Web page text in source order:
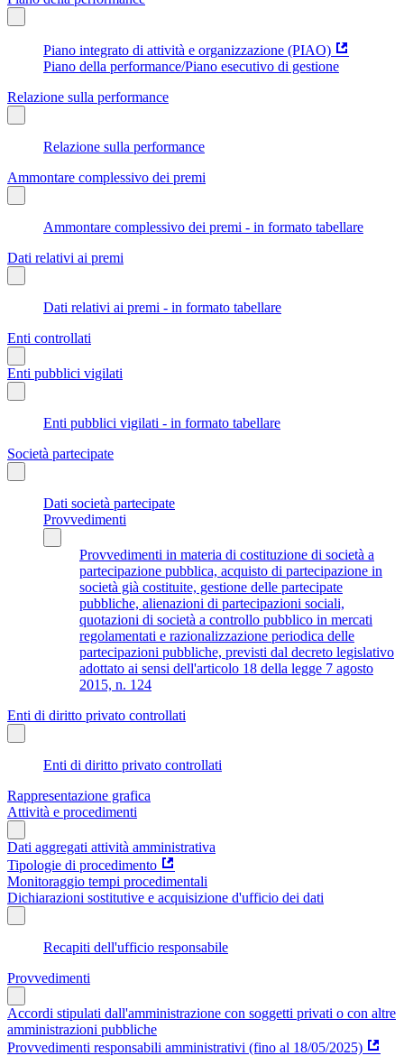
Piano integrato di attività e organizzazione (PIAO)
Piano della performance/Piano esecutivo di gestione
Relazione sulla performance
Relazione sulla performance
Ammontare complessivo dei premi
Ammontare complessivo dei premi - in formato tabellare
Dati relativi ai premi
Dati relativi ai premi - in formato tabellare
Enti controllati
Enti pubblici vigilati
Enti pubblici vigilati - in formato tabellare
Società partecipate
Dati società partecipate
Provvedimenti
Provvedimenti in materia di costituzione di società a
partecipazione pubblica, acquisto di partecipazione in
società già costituite, gestione delle partecipate
pubbliche, alienazioni di partecipazioni sociali,
quotazioni di società a controllo pubblico in mercati
regolamentati e razionalizzazione periodica delle
partecipazioni pubbliche, previsti dal decreto legislativo
adottato ai sensi dell'articolo 18 della legge 7 agosto
2015, n. 124
Enti di diritto privato controllati
Enti di diritto privato controllati
Rappresentazione grafica
Attività e procedimenti
Dati aggregati attività amministrativa
Tipologie di procedimento
Monitoraggio tempi procedimentali
Dichiarazioni sostitutive e acquisizione d'ufficio dei dati
Recapiti dell'ufficio responsabile
Provvedimenti
Accordi stipulati dall'amministrazione con soggetti privati o con altre
amministrazioni pubbliche
Provvedimenti responsabili amministrativi (fino al 18/05/2025)